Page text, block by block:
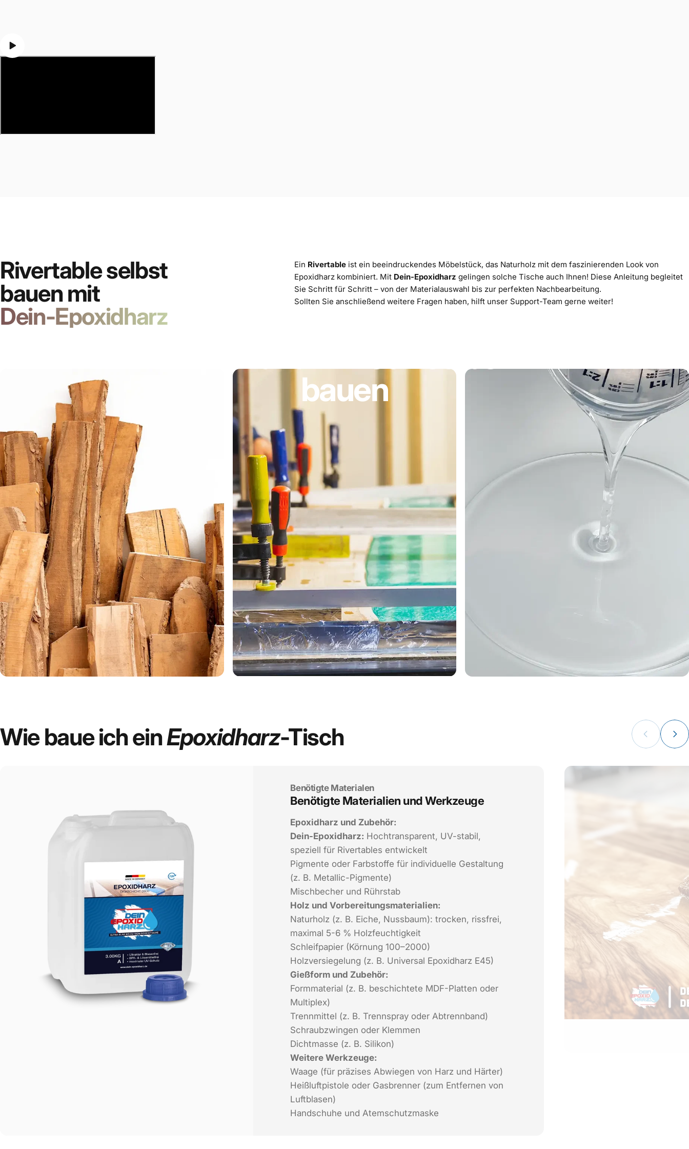
bauen
Rivertable selbst
bauen mit
Dein-Epoxidharz
Ein Rivertable ist ein beeindruckendes Möbelstück, das Naturholz mit dem faszinierenden Look von
Epoxidharz kombiniert. Mit Dein-Epoxidharz gelingen solche Tische auch Ihnen! Diese Anleitung begleitet
Sie Schritt für Schritt – von der Materialauswahl bis zur perfekten Nachbearbeitung.
Sollten Sie anschließend weitere Fragen haben, hilft unser Support-Team gerne weiter!
Wie baueicheinEpoxidharz-Tisch
Benötigte Materialen
Benötigte Materialien undWerkzeuge
Epoxidharz und Zubehör:
Dein-Epoxidharz: Hochtransparent, UV-stabil,
speziell für Rivertables entwickelt
Pigmente oder Farbstoffe für individuelle Gestaltung
(z. B. Metallic-Pigmente)
Mischbecher und Rührstab
Holz und Vorbereitungsmaterialien:
Naturholz (z. B. Eiche, Nussbaum): trocken, rissfrei,
maximal 5-6 % Holzfeuchtigkeit
Schleifpapier (Körnung 100–2000)
Holzversiegelung (z. B. Universal Epoxidharz E45)
Gießform und Zubehör:
Formmaterial (z. B. beschichtete MDF-Platten oder
Multiplex)
Trennmittel (z. B. Trennspray oder Abtrennband)
Schraubzwingen oder Klemmen
Dichtmasse (z. B. Silikon)
Weitere Werkzeuge:
Waage (für präzises Abwiegen von Harz und Härter)
Heißluftpistole oder Gasbrenner (zum Entfernen von
Luftblasen)
Handschuhe und Atemschutzmaske